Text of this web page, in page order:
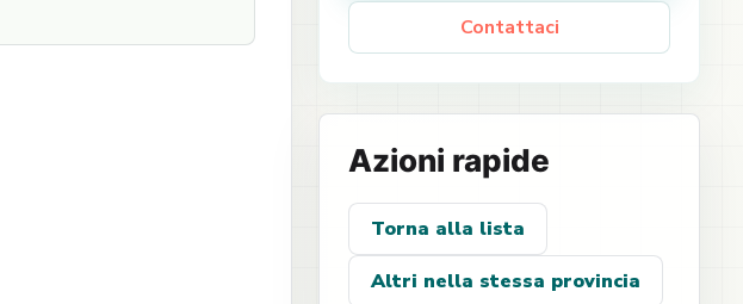
Contattaci
Azioni rapide
Torna alla lista
Altri nella stessa provincia